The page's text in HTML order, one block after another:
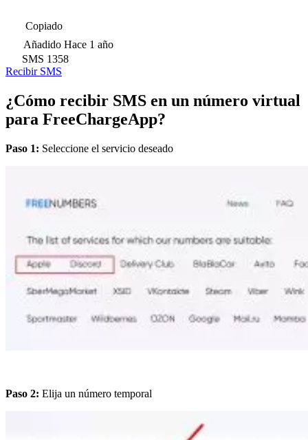
Copiado
Añadido Hace 1 año
SMS 1358
Recibir SMS
¿Cómo recibir SMS en un número virtual
para FreeChargeApp?
Paso 1: Seleccione el servicio deseado
Paso 2: Elija un número temporal